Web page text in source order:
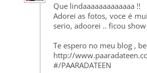
Que lindaaaaaaaaaaaaa !!
Adorei as fotos, voce é
serio, adoorei .. ficou show
Te espero no meu blog ,
http://
#/PAARADATEEN